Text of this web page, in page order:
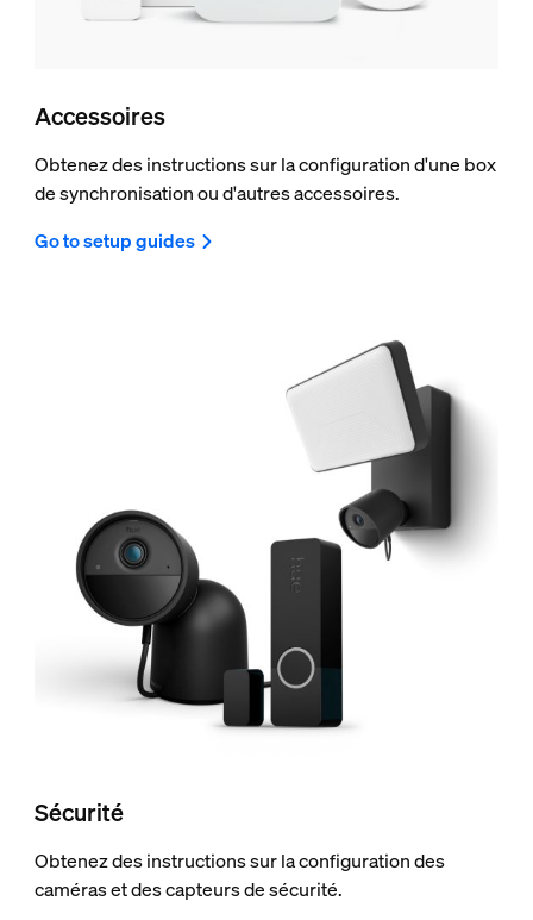
Accessoires
Obtenez des instructions sur la configuration d'une box
de synchronisation ou d'autres accessoires.
Go to setup guides
Sécurité
Obtenez des instructions sur la configuration des
caméras et des capteurs de sécurité.